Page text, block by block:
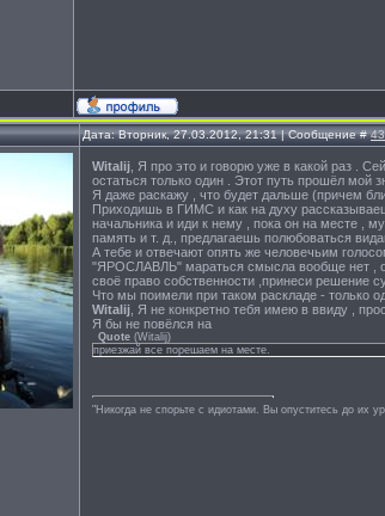
Дата: Вторник, 27.03.2012, 21:31 | Сообщение #43
Witalij , Я про это и говорю уже в какой раз .
остаться только один . Этот путь прошёл
Я даже раскажу , что будет дальше (причем
Приходишь в ГИМС и как на духу
начальника и иди к нему , пока он на месте ,
память и т. д., предлагаешь полюбоваться
А тебе и отвечают опять же человечьим
"ЯРОСЛАВЛЬ" мараться смысла вообще нет ,
своё право собственности ,принеси решение
Что мы поимели при таком раскладе - только
Witalij , Я не конкретно тебя имею в ввиду ,
Я бы не повёлся на
Quote (Witalij)
приезжай все порешаем на месте.
"Никогда не спорьте с идиотами. Вы опуститесь до их